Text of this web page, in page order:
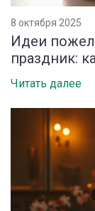
8 октября 2025
Идеи
праздник:
Читать далее